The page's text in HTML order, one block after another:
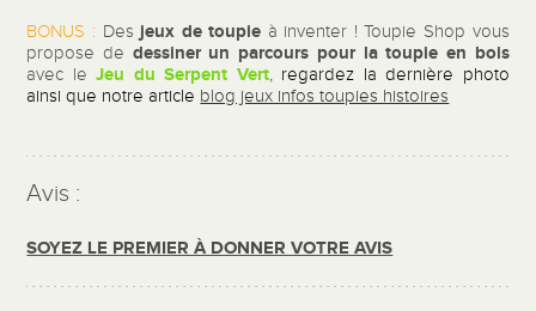
BONUS :Des jeux de toupie à inventer ! Toupie Shop vous
propose de dessiner un parcours pour la toupie en bois
avec leJeu du Serpent Vert, regardez la dernière photo
ainsi que notre article blog jeux infos toupies histoires
Avis :
SOYEZ LE PREMIER À DONNER VOTRE AVIS